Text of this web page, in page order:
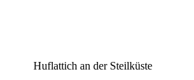
Huflattich an der Steilküste